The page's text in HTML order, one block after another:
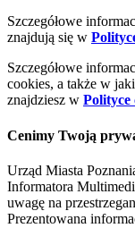
Szczegółowe
znajdują się w
Szczegółowe
cookies, a także w
znajdziesz w Polityce
Cenimy Twoją
Urząd Miasta
Informatora
uwagę na
Prezentowana